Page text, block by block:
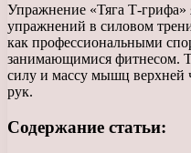
Упражнение «Тяга Т-грифа»
упражнений в силовом
как профессиональными
занимающимися фитнесом.
силу и массу мышц верхней
рук.
Содержание статьи: